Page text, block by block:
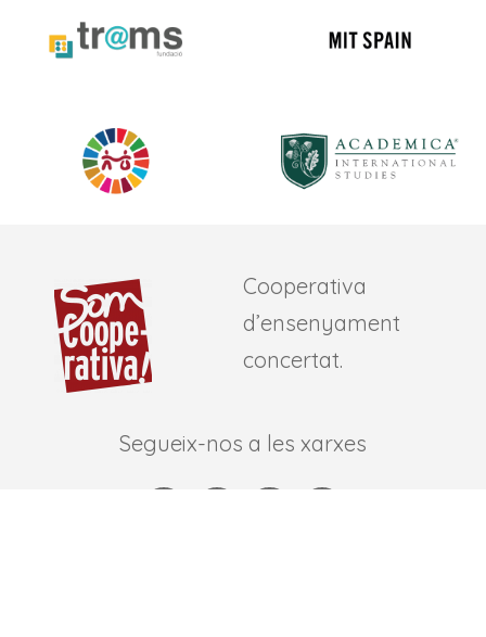
Cooperativa
d’ensenyament
concertat.
Segueix-nos a les xarxes